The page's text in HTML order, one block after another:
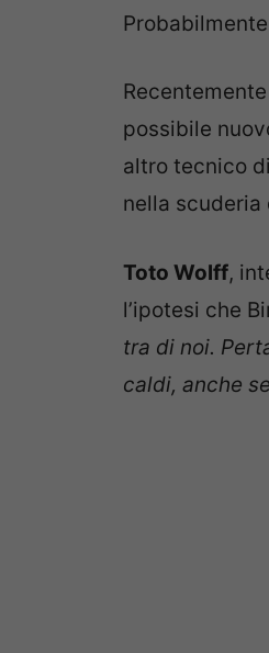
possibile
altro tecnico
nella scuderia
Toto Wolff,
l’ipotesi che
tra di noi.
caldi, anche